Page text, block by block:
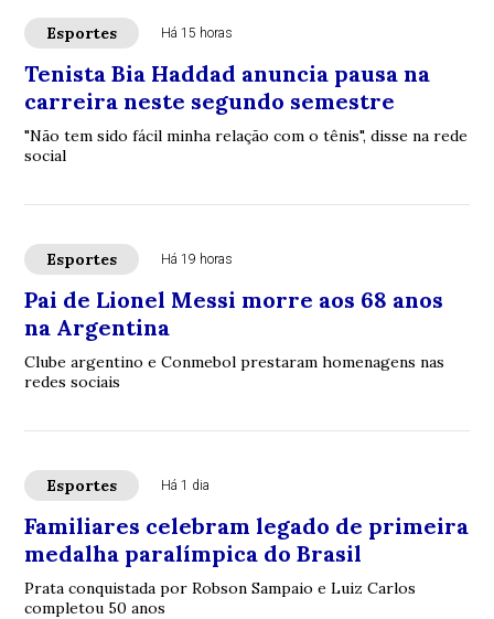
Esportes Há 15 horas
Tenista Bia Haddad anuncia pausa na
carreira neste segundo semestre
"Não tem sido fácil minha relação com o tênis", disse na rede
social
Esportes Há 19 horas
Pai de Lionel Messi morre aos 68 anos
na Argentina
Clube argentino e Conmebol prestaram homenagens nas
redes sociais
Esportes Há 1 dia
Familiares celebram legado de primeira
medalha paralímpica do Brasil
Prata conquistada por Robson Sampaio e Luiz Carlos
completou 50 anos